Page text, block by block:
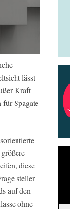
lässt
Kraft
für Spagate
diese
stellen
auf den
ohne